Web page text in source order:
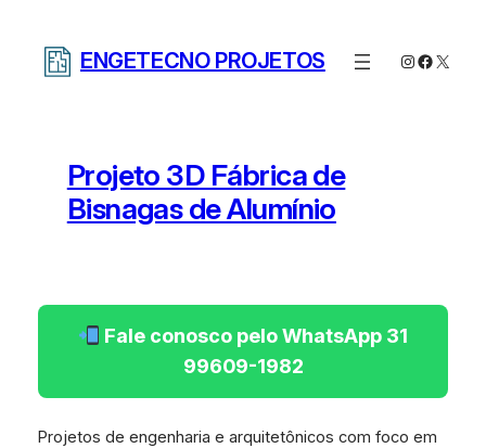
ENGETECNO PROJETOS Instagram
X
Projeto 3D Fábrica de
Bisnagas de Alumínio
Fale conosco pelo WhatsApp 31
99609-1982
Projetos de engenharia e arquitetônicos com foco em